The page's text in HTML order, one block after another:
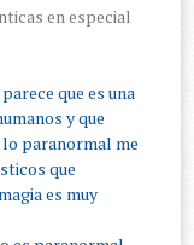
en especial
que es una
y que
lo paranormal me
que
es muy